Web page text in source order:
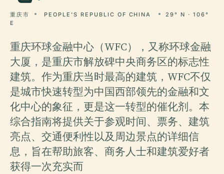
重庆市 PEOPLE'S REPUBLIC OF CHINA
29° N · 106°
E
重庆环球金融中心（WFC），又称环球金融
大厦，是重庆市解放碑中央商务区的标志性
建筑。作为重庆当时最高的建筑，WFC不仅
是城市快速转型为中国西部领先的金融和文
化中心的象征，更是这一转型的催化剂。本
综合指南将提供关于参观时间、票务、建筑
亮点、交通便利性以及周边景点的详细信
息，旨在帮助旅客、商务人士和建筑爱好者
获得一次充实而